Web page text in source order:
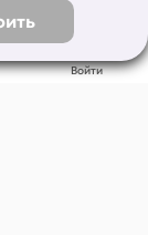
Войти